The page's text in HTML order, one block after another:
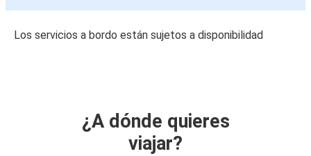
Los servicios a bordo están sujetos a disponibilidad
¿A dónde quieres
viajar?